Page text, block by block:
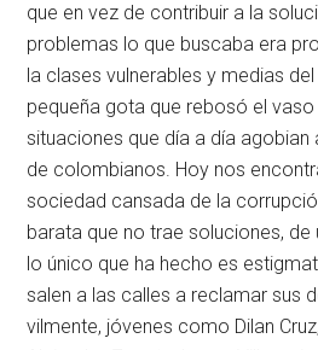
que en vez de contribuir a la
problemas lo que buscaba era
la clases vulnerables y medias
pequeña gota que rebosó el
situaciones que día a día
de colombianos. Hoy nos
sociedad cansada de la
barata que no trae soluciones,
lo único que ha hecho es
salen a las calles a reclamar sus
vilmente, jóvenes como Dilan